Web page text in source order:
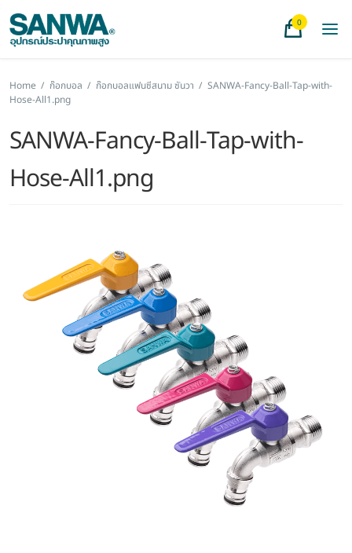
0
Home / ก๊อกบอล / ก๊อกบอลแฟนซีสนาม ซันวา / SANWA-Fancy-Ball-Tap-with-
Hose-All1.png
SANWA-Fancy-Ball-Tap-with-
Hose-All1.png